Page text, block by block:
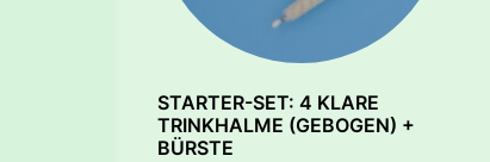
STARTER-SET: 4 KLARE
TRINKHALME (GEBOGEN) +
BÜRSTE